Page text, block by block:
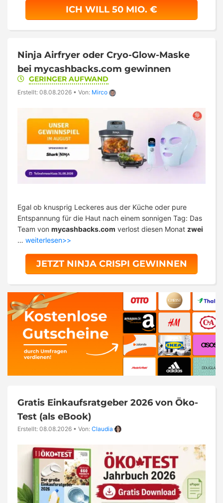
ICH WILL 50 MIO. €
Ninja Airfryer oder Cryo-Glow-Maske
bei mycashbacks.com gewinnen
GERINGER AUFWAND
Erstellt: 08.08.2026 • Von: Mirco
Egal ob knusprig Leckeres aus der Küche oder pure
Entspannung für die Haut nach einem sonnigen Tag: Das
Team von mycashbacks.com verlost diesen Monat zwei
… weiterlesen>>
JETZT NINJA CRISPI GEWINNEN
Gratis Einkaufsratgeber 2026 von Öko-
Test (als eBook)
Erstellt: 08.08.2026 • Von: Claudia